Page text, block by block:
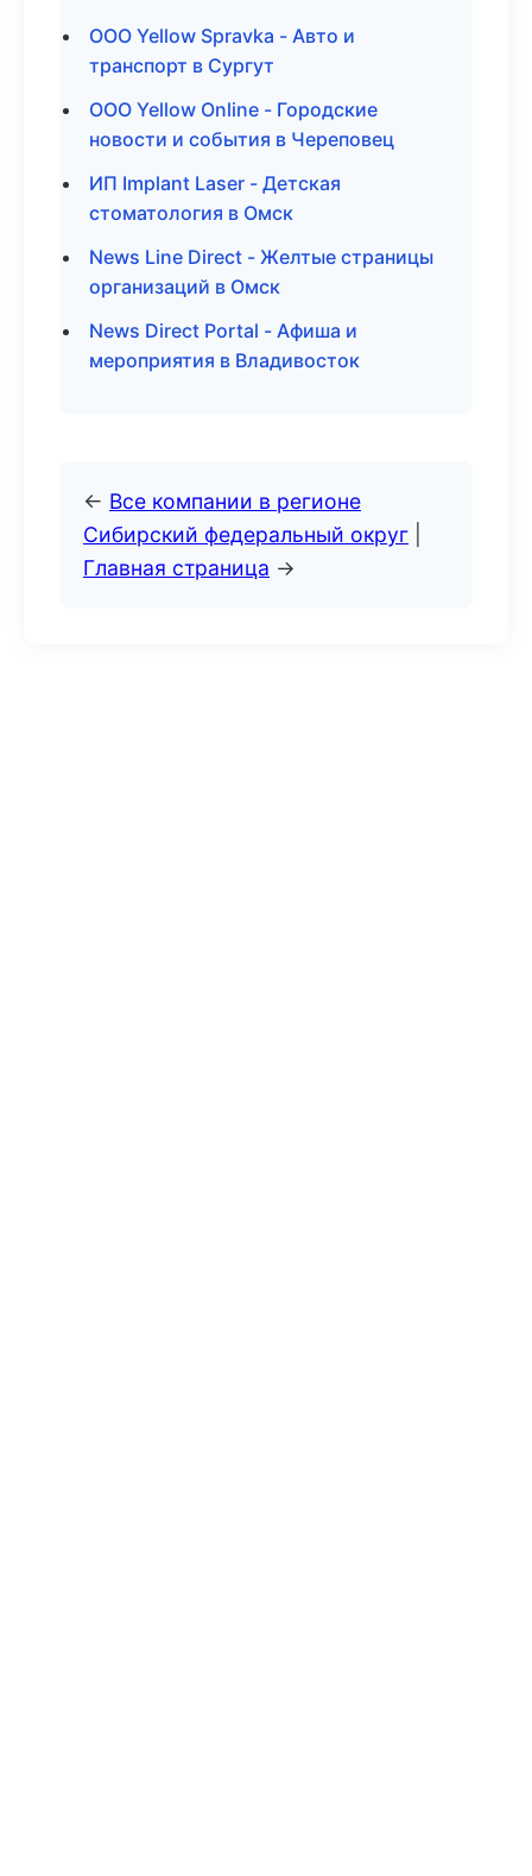
ООО Yellow Spravka - Авто и
транспорт в Сургут
ООО Yellow Online - Городские
новости и события в Череповец
ИП Implant Laser - Детская
стоматология в Омск
News Line Direct - Желтые страницы
организаций в Омск
News Direct Portal - Афиша и
мероприятия в Владивосток
← Все компании в регионе
Сибирский федеральный округ
Главная страница →